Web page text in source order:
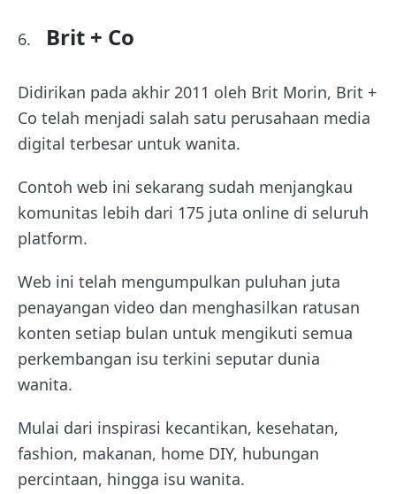
Brit + Co
Didirikan pada akhir 2011 oleh Brit Morin, Brit +
Co telah menjadi salah satu perusahaan media
digital terbesar untuk wanita.
Contoh web ini sekarang sudah menjangkau
komunitas lebih dari 175 juta online di seluruh
platform.
Web ini telah mengumpulkan puluhan juta
penayangan video dan menghasilkan ratusan
konten setiap bulan untuk mengikuti semua
perkembangan isu terkini seputar dunia
wanita.
Mulai dari inspirasi kecantikan, kesehatan,
fashion, makanan, home DIY, hubungan
percintaan, hingga isu wanita.